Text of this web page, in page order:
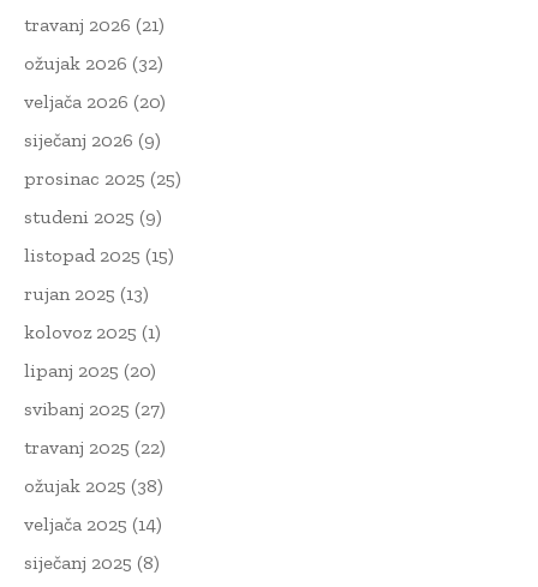
travanj 2026 (21)
ožujak 2026 (32)
veljača 2026 (20)
siječanj 2026 (9)
prosinac 2025 (25)
studeni 2025 (9)
listopad 2025 (15)
rujan 2025 (13)
kolovoz 2025 (1)
lipanj 2025 (20)
svibanj 2025 (27)
travanj 2025 (22)
ožujak 2025 (38)
veljača 2025 (14)
siječanj 2025 (8)